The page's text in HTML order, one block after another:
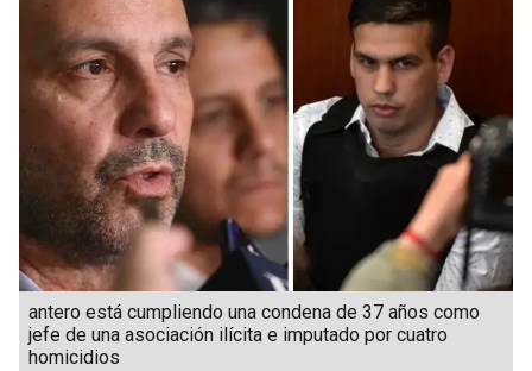
antero está cumpliendo una condena de 37 años como
jefe de una asociación ilícita e imputado por cuatro
homicidios